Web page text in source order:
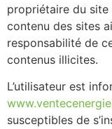
propriétaire du site
contenu des sites
responsabilité de
contenus illicites.
L’utilisateur est
susceptibles de